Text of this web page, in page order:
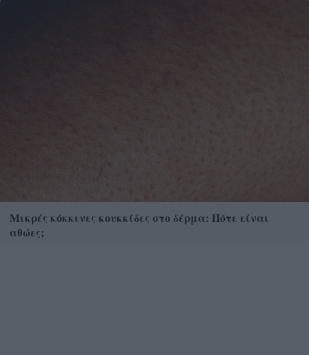
Μικρές κόκκινες κουκκίδες στο δέρμα: Πότε είναι
αθώες;